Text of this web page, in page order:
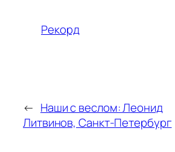
Рекорд
← Наши с веслом: Леонид
Литвинов, Санкт-Петербург